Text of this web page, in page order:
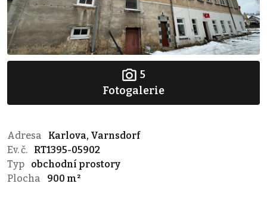
5
Fotogalerie
Adresa
Karlova, Varnsdorf
Ev. č.
RT1395-05902
Typ
obchodní prostory
Plocha
900 m²